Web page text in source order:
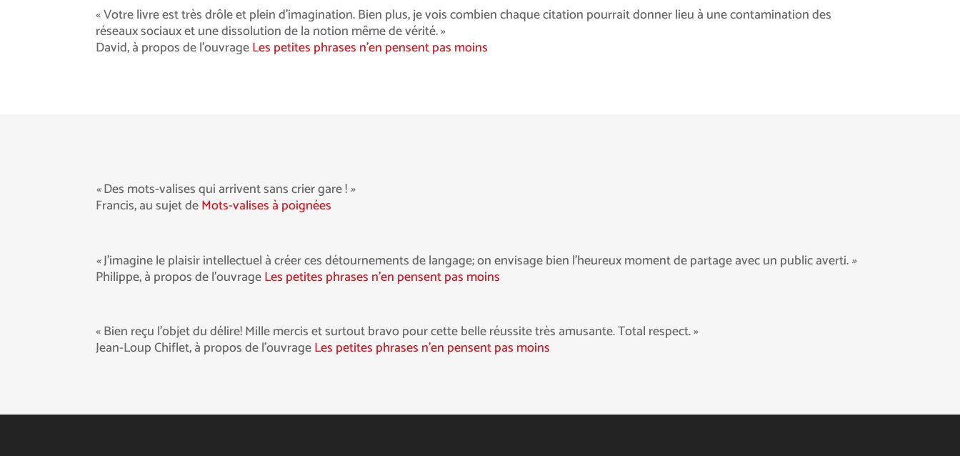
« Votre livre est très drôle et plein d’imagination. Bien plus, je vois combien chaque citation pourrait donner lieu à une contamination des
réseaux sociaux et une dissolution de la notion même de vérité. »
David, à propos de l’ouvrageLes petites phrases n’en pensent pas moins
«Des mots-valises qui arrivent sans crier gare !»
Francis, au sujet deMots-valises à poignées
«J’imagine le plaisir intellectuel à créer ces détournements de langage; on envisage bien l’heureux moment de partage avec un public averti.»
Philippe, à propos de l’ouvrageLes petites phrases n’en pensent pas moins
« Bien reçu l’objet du délire! Mille mercis et surtout bravo pour cette belle réussite très amusante. Total respect. »
Jean-Loup Chiflet, à propos de l’ouvrageLes petites phrases n’en pensent pas moins